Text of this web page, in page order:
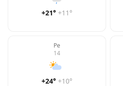
+21° +11 °
Pe
14
+24° +10°